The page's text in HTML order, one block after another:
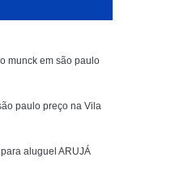
para Locação
munck em são paulo
paulo preço na Vila
aluguel ARUJÁ